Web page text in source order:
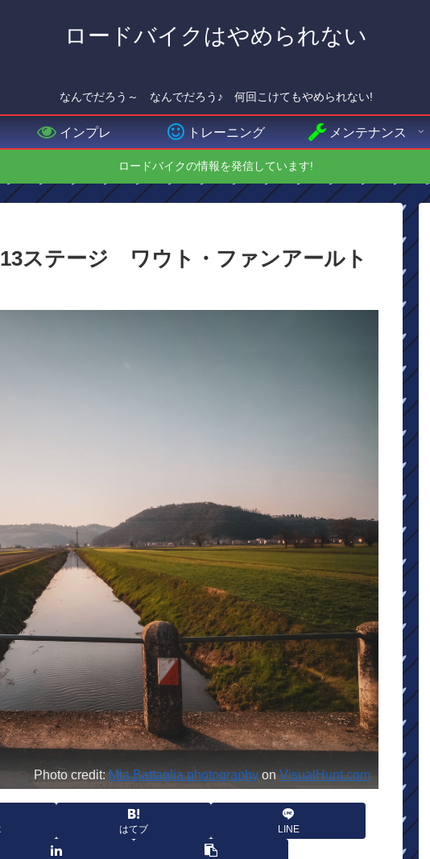
ロードバイクはやめられない
なんでだろう～ なんでだろう♪ 何回こけてもやめられない!
インプレ トレーニング メンテナンス
ロードバイクの情報を発信しています!
ステージ ワウト・ファンアールト
Photo credit:Mia Battaglia photography onVisualHunt.com
はてブ LINE